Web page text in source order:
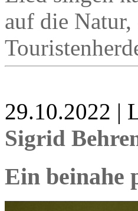
auf die
29.10.2022 |
Sigrid
Ein beinahe